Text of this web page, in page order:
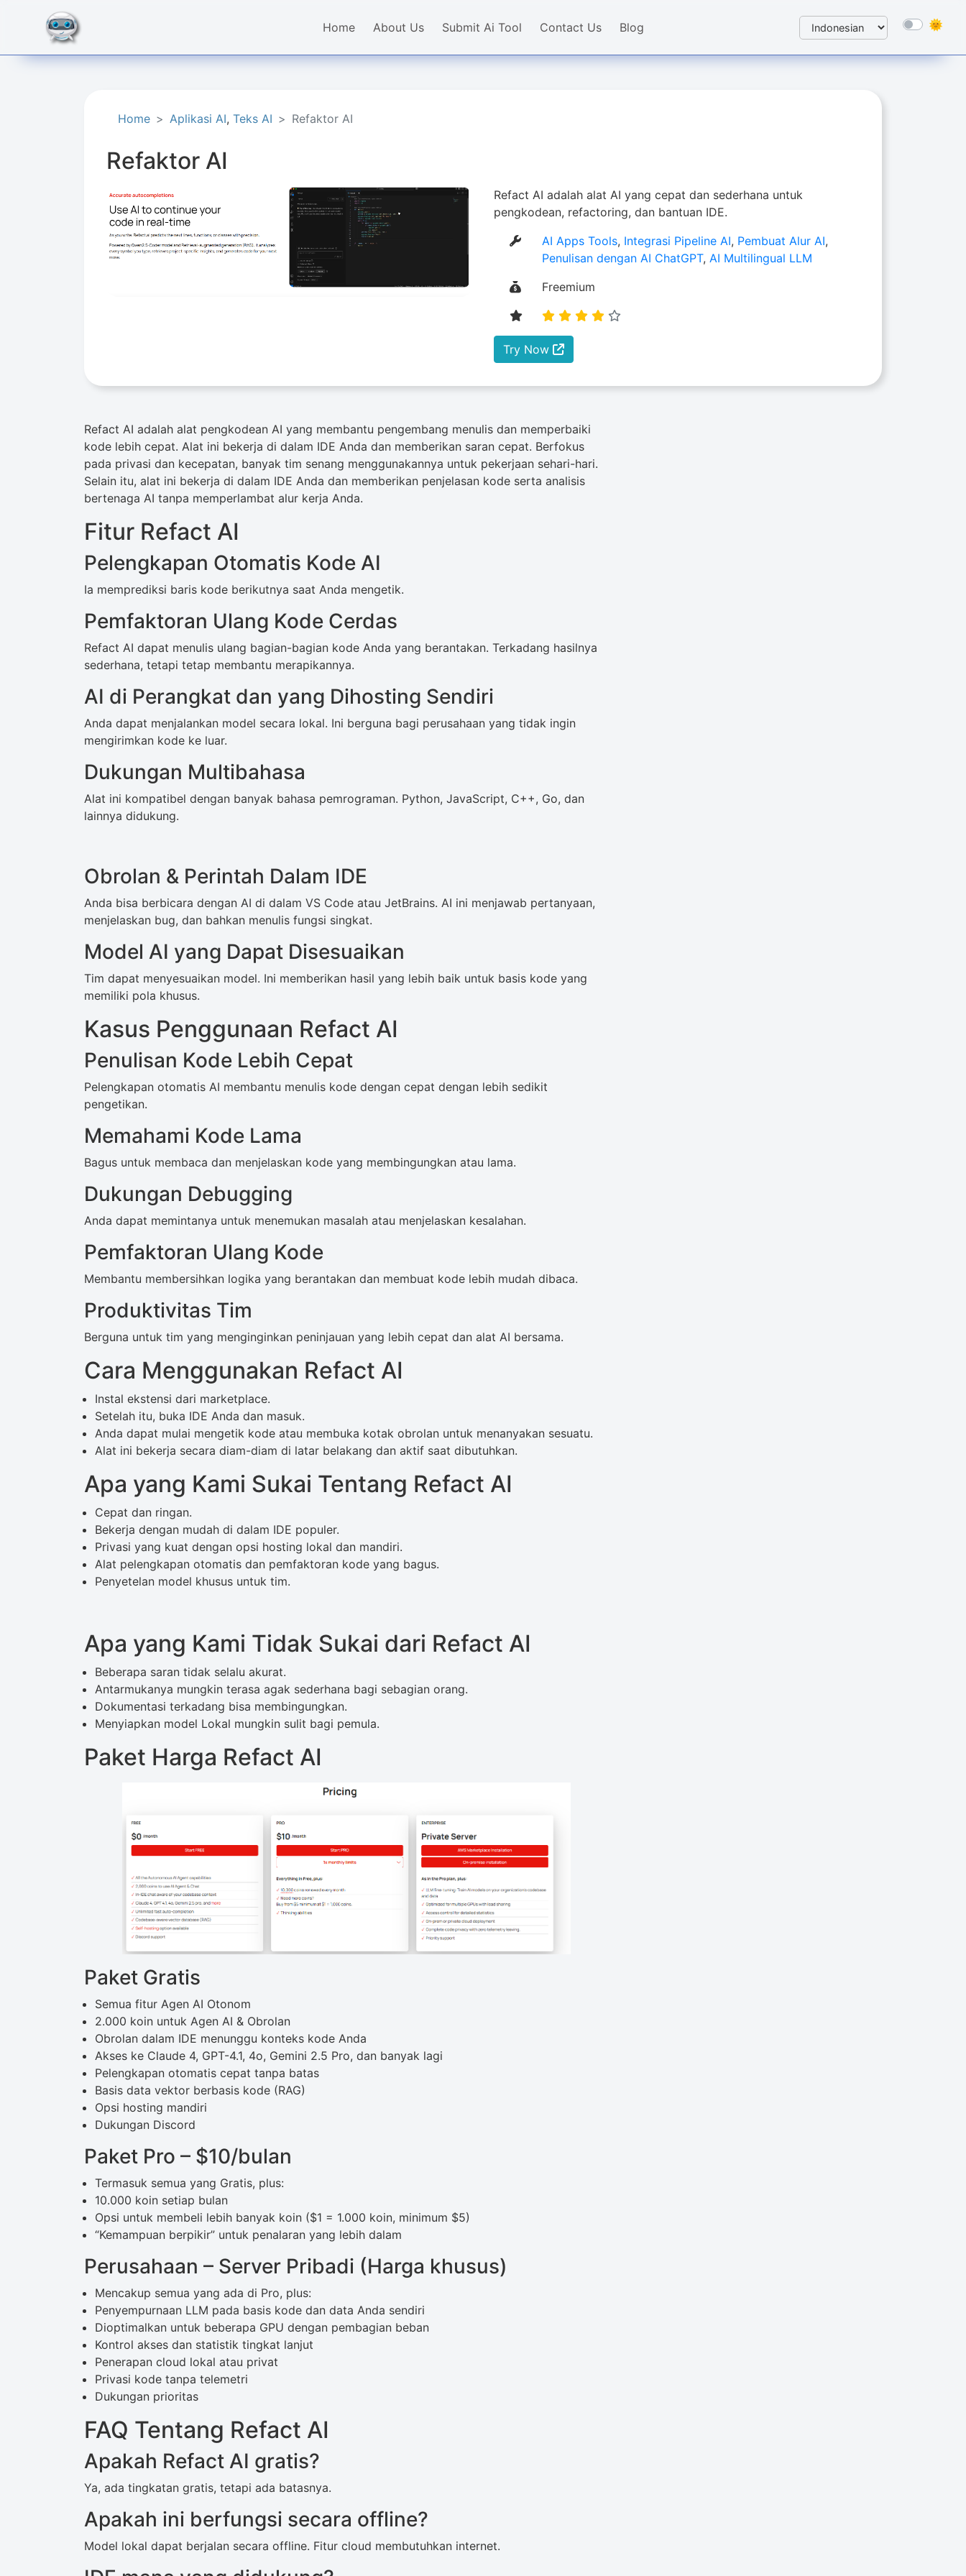
Home About Us Submit Ai Tool Contact Us Blog
Home Aplikasi AI, Teks AI Refaktor AI
Refaktor AI
Refact AI adalah alat AI yang cepat dan sederhana untuk
pengkodean, refactoring, dan bantuan IDE.
AI Apps Tools, Integrasi Pipeline AI, Pembuat Alur AI,
Penulisan dengan AI ChatGPT,AI Multilingual LLM
Freemium
Try Now
Refact AI adalah alat pengkodean AI yang membantu pengembang menulis dan memperbaiki
kode lebih cepat. Alat ini bekerja di dalam IDE Anda dan memberikan saran cepat. Berfokus
pada privasi dan kecepatan, banyak tim senang menggunakannya untuk pekerjaan sehari-hari.
Selain itu, alat ini bekerja di dalam IDE Anda dan memberikan penjelasan kode serta analisis
bertenaga AI tanpa memperlambat alur kerja Anda.
Fitur Refact AI
Pelengkapan Otomatis Kode AI
Ia memprediksi baris kode berikutnya saat Anda mengetik.
Pemfaktoran Ulang Kode Cerdas
Refact AI dapat menulis ulang bagian-bagian kode Anda yang berantakan. Terkadang hasilnya
sederhana, tetapi tetap membantu merapikannya.
AI di Perangkat dan yang Dihosting Sendiri
Anda dapat menjalankan model secara lokal. Ini berguna bagi perusahaan yang tidak ingin
mengirimkan kode ke luar.
Dukungan Multibahasa
Alat ini kompatibel dengan banyak bahasa pemrograman. Python, JavaScript, C++, Go, dan
lainnya didukung.
Obrolan & Perintah Dalam IDE
Anda bisa berbicara dengan AI di dalam VS Code atau JetBrains. AI ini menjawab pertanyaan,
menjelaskan bug, dan bahkan menulis fungsi singkat.
Model AI yang Dapat Disesuaikan
Tim dapat menyesuaikan model. Ini memberikan hasil yang lebih baik untuk basis kode yang
memiliki pola khusus.
Kasus Penggunaan Refact AI
Penulisan Kode Lebih Cepat
Pelengkapan otomatis AI membantu menulis kode dengan cepat dengan lebih sedikit
pengetikan.
Memahami Kode Lama
Bagus untuk membaca dan menjelaskan kode yang membingungkan atau lama.
Dukungan Debugging
Anda dapat memintanya untuk menemukan masalah atau menjelaskan kesalahan.
Pemfaktoran Ulang Kode
Membantu membersihkan logika yang berantakan dan membuat kode lebih mudah dibaca.
Produktivitas Tim
Berguna untuk tim yang menginginkan peninjauan yang lebih cepat dan alat AI bersama.
Cara Menggunakan Refact AI
Instal ekstensi dari marketplace.
Setelah itu, buka IDE Anda dan masuk.
Anda dapat mulai mengetik kode atau membuka kotak obrolan untuk menanyakan sesuatu.
Alat ini bekerja secara diam-diam di latar belakang dan aktif saat dibutuhkan.
Apa yang Kami Sukai Tentang Refact AI
Cepat dan ringan.
Bekerja dengan mudah di dalam IDE populer.
Privasi yang kuat dengan opsi hosting lokal dan mandiri.
Alat pelengkapan otomatis dan pemfaktoran kode yang bagus.
Penyetelan model khusus untuk tim.
Apa yang Kami Tidak Sukai dari Refact AI
Beberapa saran tidak selalu akurat.
Antarmukanya mungkin terasa agak sederhana bagi sebagian orang.
Dokumentasi terkadang bisa membingungkan.
Menyiapkan model Lokal mungkin sulit bagi pemula.
Paket Harga Refact AI
Paket Gratis
Semua fitur Agen AI Otonom
2.000 koin untuk Agen AI & Obrolan
Obrolan dalam IDE menunggu konteks kode Anda
Akses ke Claude 4, GPT-4.1, 4o, Gemini 2.5 Pro, dan banyak lagi
Pelengkapan otomatis cepat tanpa batas
Basis data vektor berbasis kode (RAG)
Opsi hosting mandiri
Dukungan Discord
Paket Pro – $10/bulan
Termasuk semua yang Gratis, plus:
10.000 koin setiap bulan
Opsi untuk membeli lebih banyak koin ($1 = 1.000 koin, minimum $5)
“Kemampuan berpikir” untuk penalaran yang lebih dalam
Perusahaan – Server Pribadi (Harga khusus)
Mencakup semua yang ada di Pro, plus:
Penyempurnaan LLM pada basis kode dan data Anda sendiri
Dioptimalkan untuk beberapa GPU dengan pembagian beban
Kontrol akses dan statistik tingkat lanjut
Penerapan cloud lokal atau privat
Privasi kode tanpa telemetri
Dukungan prioritas
FAQ Tentang Refact AI
Apakah Refact AI gratis?
Ya, ada tingkatan gratis, tetapi ada batasnya.
Apakah ini berfungsi secara offline?
Model lokal dapat berjalan secara offline. Fitur cloud membutuhkan internet.